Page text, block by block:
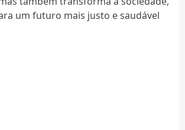
um futuro mais justo e saudável